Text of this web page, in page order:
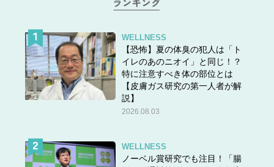
WELLNESS
【恐怖】夏の体臭の犯人は「ト
イレのあのニオイ」と同じ！？
特に注意すべき体の部位とは
【皮膚ガス研究の第一人者が解
説】
2026.08.03
WELLNESS
ノーベル賞研究でも注目！「腸